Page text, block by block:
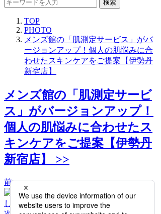
検索
TOP
PHOTO
メンズ館の「肌測定サービス」がバ
ージョンアップ！個人の肌悩みに合
わせたスキンケアをご提案【伊勢丹
新宿店】
メンズ館の「肌測定サービ
ス」がバージョンアップ！
個人の肌悩みに合わせたス
キンケアをご提案【伊勢丹
新宿店】 >>
前へ